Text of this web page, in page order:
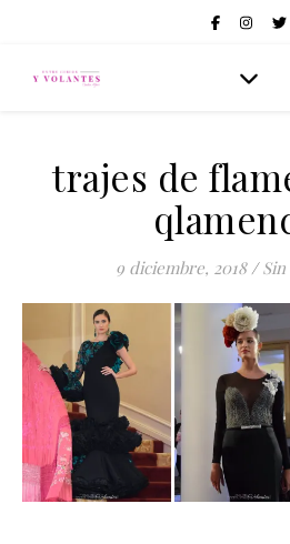
trajes de
9 diciembre, 2018 /